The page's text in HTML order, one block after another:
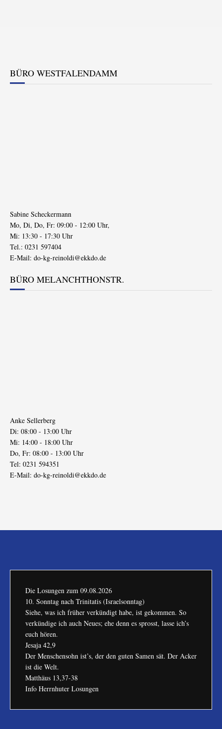
BÜRO WESTFALENDAMM
Sabine Scheckermann
Mo, Di, Do, Fr: 09:00 - 12:00 Uhr,
Mi: 13:30 - 17:30 Uhr
Tel.: 0231 597404
E-Mail: do-kg-reinoldi@ekkdo.de
BÜRO MELANCHTHONSTR.
Anke Sellerberg
Di: 08:00 - 13:00 Uhr
Mi: 14:00 - 18:00 Uhr
Do, Fr: 08:00 - 13:00 Uhr
Tel: 0231 594351
E-Mail: do-kg-reinoldi@ekkdo.de
Die Losungen zum 09.08.2026
10. Sonntag nach Trinitatis (Israelsonntag)
Siehe, was ich früher verkündigt habe, ist gekommen. So
verkündige ich auch Neues; ehe denn es sprosst, lasse ich’s
euch hören.
Jesaja 42,9
Der Menschensohn ist’s, der den guten Samen sät. Der Acker
ist die Welt.
Matthäus 13,37-38
Info Herrnhuter Losungen